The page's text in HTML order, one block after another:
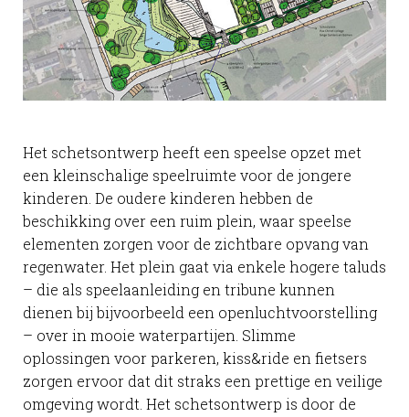
Het schetsontwerp heeft een speelse opzet met
een kleinschalige speelruimte voor de jongere
kinderen. De oudere kinderen hebben de
beschikking over een ruim plein, waar speelse
elementen zorgen voor de zichtbare opvang van
regenwater. Het plein gaat via enkele hogere taluds
– die als speelaanleiding en tribune kunnen
dienen bij bijvoorbeeld een openluchtvoorstelling
– over in mooie waterpartijen. Slimme
oplossingen voor parkeren, kiss&ride en fietsers
zorgen ervoor dat dit straks een prettige en veilige
omgeving wordt. Het schetsontwerp is door de